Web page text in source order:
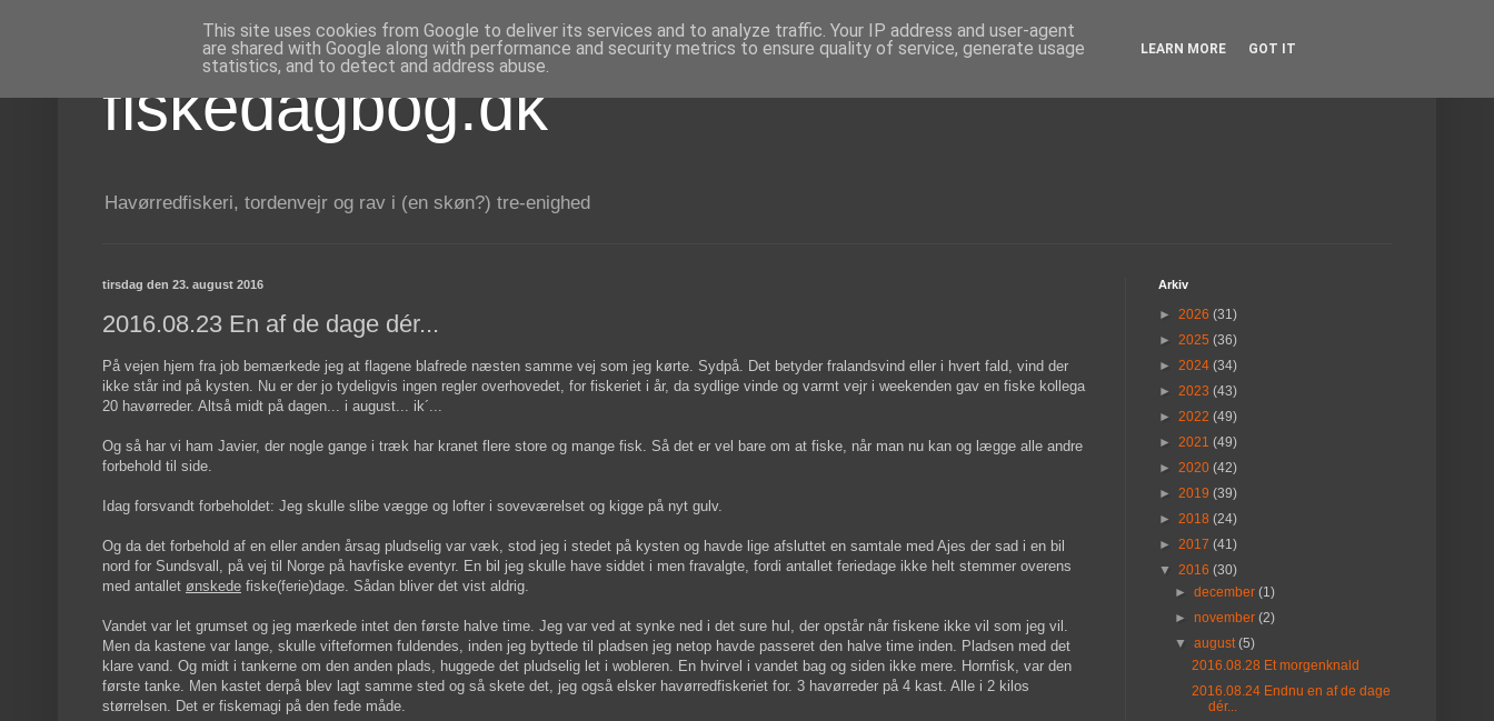
fiskedagbog.dk
Havørredfiskeri, tordenvejr og rav i (en skøn?) tre-enighed
tirsdag den 23. august 2016
2016.08.23 En af de dage dér...
På vejen hjem fra job bemærkede jeg at flagene blafrede næsten samme vej som jeg kørte. Sydpå. Det betyder fralandsvind eller i hvert fald, vind der
ikke står ind på kysten. Nu er der jo tydeligvis ingen regler overhovedet, for fiskeriet i år, da sydlige vinde og varmt vejr i weekenden gav en fiske kollega
20 havørreder. Altså midt på dagen... i august... ik´...
Og så har vi ham Javier, der nogle gange i træk har kranet flere store og mange fisk. Så det er vel bare om at fiske, når man nu kan og lægge alle andre
forbehold til side.
Idag forsvandt forbeholdet: Jeg skulle slibe vægge og lofter i soveværelset og kigge på nyt gulv.
Og da det forbehold af en eller anden årsag pludselig var væk, stod jeg i stedet på kysten og havde lige afsluttet en samtale med Ajes der sad i en bil
nord for Sundsvall, på vej til Norge på havfiske eventyr. En bil jeg skulle have siddet i men fravalgte, fordi antallet feriedage ikke helt stemmer overens
med antallet ønskede fiske(ferie)dage. Sådan bliver det vist aldrig.
Vandet var let grumset og jeg mærkede intet den første halve time. Jeg var ved at synke ned i det sure hul, der opstår når fiskene ikke vil som jeg vil.
Men da kastene var lange, skulle vifteformen fuldendes, inden jeg byttede til pladsen jeg netop havde passeret den halve time inden. Pladsen med det
klare vand. Og midt i tankerne om den anden plads, huggede det pludselig let i wobleren. En hvirvel i vandet bag og siden ikke mere. Hornfisk, var den
første tanke. Men kastet derpå blev lagt samme sted og så skete det, jeg også elsker havørredfiskeriet for. 3 havørreder på 4 kast. Alle i 2 kilos
størrelsen. Det er fiskemagi på den fede måde.
Arkiv
► 2026 (31)
► 2025 (36)
► 2024 (34)
► 2023 (43)
► 2022 (49)
► 2021 (49)
► 2020 (42)
► 2019 (39)
► 2018 (24)
► 2017 (41)
▼ 2016 (30)
►december(1)
►november(2)
▼august(5)
2016.08.28 Et morgenknald
2016.08.24 Endnu en af de dage
dér...
This site uses cookies from Google to deliver its services and to analyze traffic. Your IP address and user-agent
are shared with Google along with performance and security metrics to ensure quality of service, generate usage
statistics, and to detect and address abuse.
LEARN MORE GOT IT